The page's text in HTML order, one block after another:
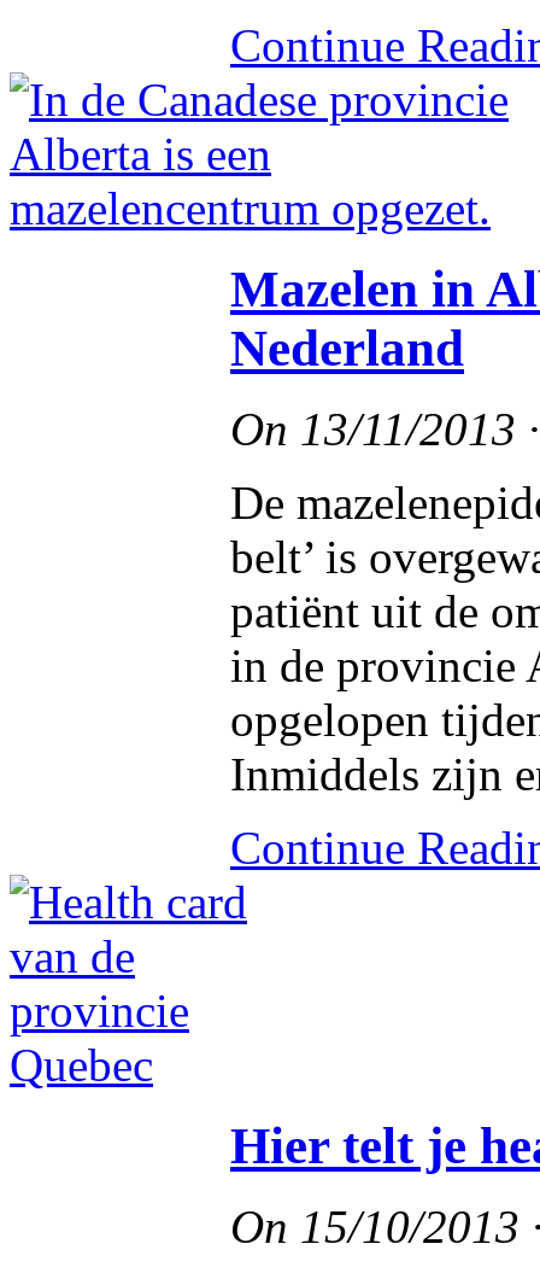
Continue
Mazelen in
Nederland
On 13/11/2013
De
belt’ is
patiënt uit de
in de provincie
opgelopen
Inmiddels zijn
Continue
Hier telt je
On 15/10/2013